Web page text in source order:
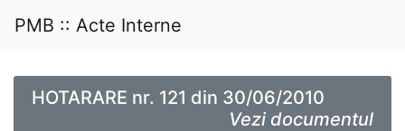
PMB :: Acte Interne
HOTARARE nr. 121 din 30/06/2010
Vezi documentul